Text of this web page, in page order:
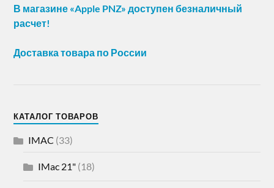
В магазине «Apple PNZ» доступен безналичный
расчет!
Доставка товара по России
КАТАЛОГ ТОВАРОВ
IMAC (33)
IMac 21" (18)